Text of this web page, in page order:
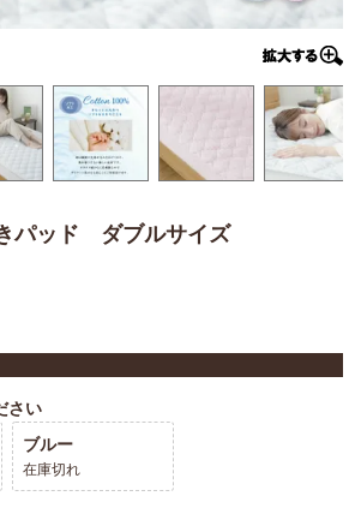
パッド ダブルサイズ
さい
ブルー
在庫切れ